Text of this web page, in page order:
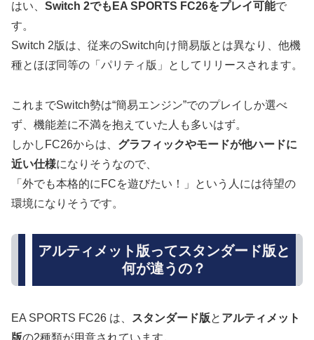
はい、 Switch 2でもEA SPORTS FC26をプレイ可能で
す。
Switch 2版は、従来のSwitch向け簡易版とは異なり、他機
種とほぼ同等の「パリティ版」としてリリースされます。
これまでSwitch勢は“簡易エンジン”でのプレイしか選べ
ず、機能差に不満を抱えていた人も多いはず。
しかしFC26からは、 グラフィックやモードが他ハードに
近い仕様になりそうなので、
「外でも本格的にFCを遊びたい！」という人には待望の
環境になりそうです。
アルティメット版ってスタンダード版と
何が違うの？
EA SPORTS FC26 は、 スタンダード版と アルティメット
版の2種類が用意されています。